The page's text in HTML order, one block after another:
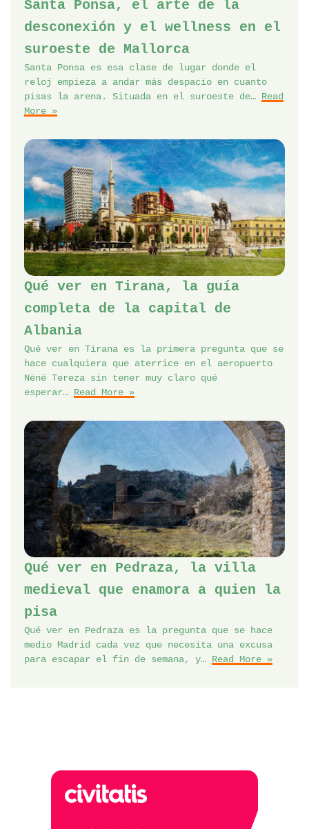
Santa Ponsa, el arte de la
desconexión y el wellness en el
suroeste de Mallorca
Santa Ponsa es esa clase de lugar donde el
reloj empieza a andar más despacio en cuanto
pisas la arena. Situada en el suroeste de… Read
More »
Qué ver en Tirana, la guía
completa de la capital de
Albania
Qué ver en Tirana es la primera pregunta que se
hace cualquiera que aterrice en el aeropuerto
Nënë Tereza sin tener muy claro qué
esperar… Read More »
Qué ver en Pedraza, la villa
medieval que enamora a quien la
pisa
Qué ver en Pedraza es la pregunta que se hace
medio Madrid cada vez que necesita una excusa
para escapar el fin de semana, y… Read More »